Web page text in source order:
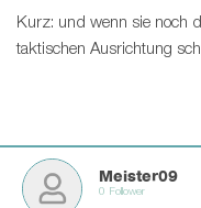
Kurz: und wenn sie noch
taktischen Ausrichtung
Meister09
0 Follower